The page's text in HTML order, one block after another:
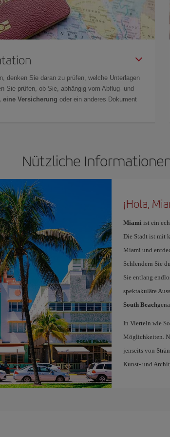
denken Sie daran zu prüfen, welche Unterlagen
Sie prüfen, ob Sie, abhängig vom Abflug- und
eine Versicherung oder ein anderes Dokument
Nützliche
¡Hola,
Miami ist ein
Die Stadt ist mit
Miami und
Schlendern Sie
Sie entlang
spektakuläre
South Beach
In Vierteln wie
Möglichkeiten.
jenseits von
Kunst- und